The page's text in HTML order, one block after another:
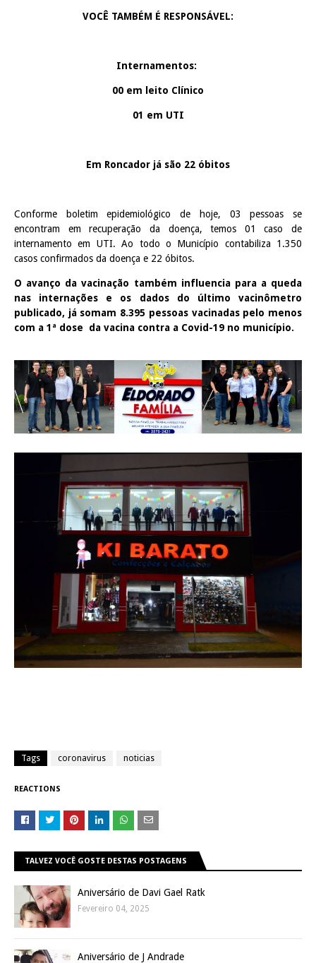
VOCÊ TAMBÉM É RESPONSÁVEL:
Internamentos:
00 em leito Clínico
01 em UTI
Em Roncador já são 22 óbitos
Conforme boletim epidemiológico de hoje, 03 pessoas se
encontram em recuperação da doença, temos 01 caso de
internamento em UTI. Ao todo o Município contabiliza 1.350
casos confirmados da doença e 22 óbitos.
O avanço da vacinação também influencia para a queda
nas internações e os dados do último vacinômetro
publicado, já somam 8.395 pessoas vacinadas pelo menos
com a 1ª dose da vacina contra a Covid-19 no município.
Tags coronavirus noticias
REACTIONS
TALVEZ VOCÊ GOSTE DESTAS POSTAGENS
Aniversário de Davi Gael Ratk
Fevereiro 04, 2025
Aniversário de J Andrade